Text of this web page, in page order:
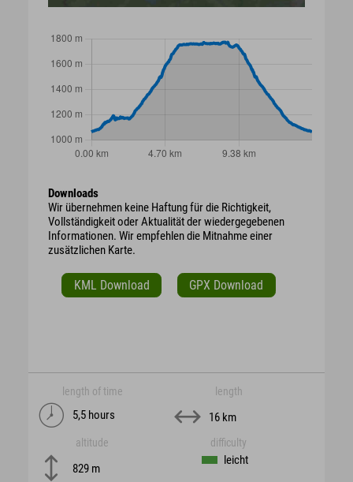
Downloads
Wir übernehmen keine Haftung für die Richtigkeit,
Vollständigkeit oder Aktualität der wiedergegebenen
Informationen. Wir empfehlen die Mitnahme einer
zusätzlichen Karte.
KML Download GPX Download
length of time
5,5 hours
length
16 km
altitude
829 m
difficulty
leicht